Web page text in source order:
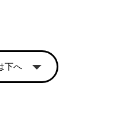
下へ